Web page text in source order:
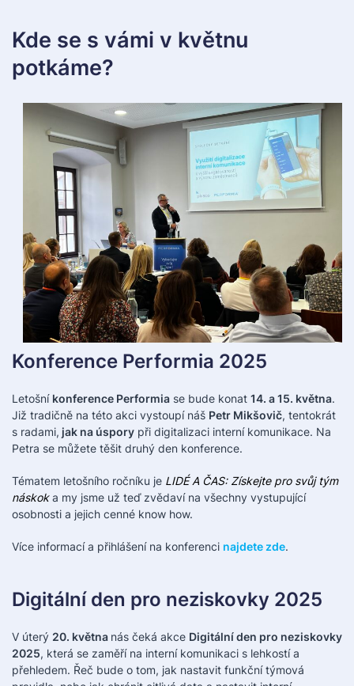
Kde se s vámi v květnu
potkáme?
Konference Performia 2025
Letošní konference Performia se bude konat 14. a 15. května.
Již tradičně na této akci vystoupí náš Petr Mikšovič, tentokrát
s radami, jak na úspory při digitalizaci interní komunikace. Na
Petra se můžete těšit druhý den konference.
Tématem letošního ročníku je LIDÉ A ČAS: Získejte pro svůj tým
náskoka my jsme už teď zvědaví na všechny vystupující
osobnosti a jejich cenné know how.
Více informací a přihlášení na konferenci najdete zde.
Digitální den pro neziskovky 2025
V úterý 20. května nás čeká akce Digitální den pro neziskovky
2025, která se zaměří na interní komunikaci s lehkostí a
přehledem. Řeč bude o tom, jak nastavit funkční týmová